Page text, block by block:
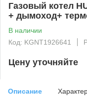
Газовый котел
+ дымоход+
В наличии
Код: KGNT1926641
Цену уточняйте
Описание